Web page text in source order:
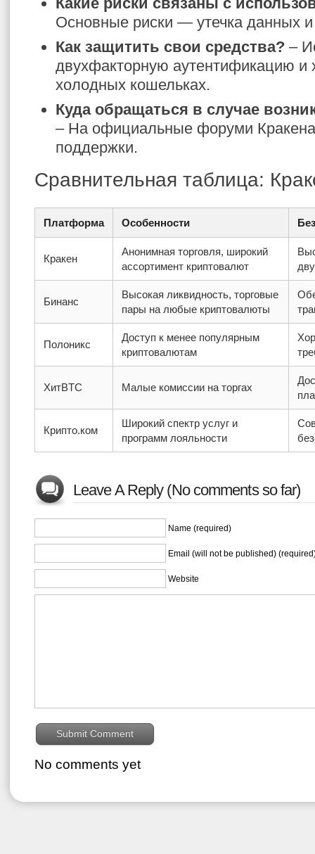
Основные риски — утечка данных
Как защитить свои средства? –
двухфакторную аутентификацию и
холодных кошельках.
Куда обращаться в случае
– На официальные форуми
поддержки.
Сравнительная таблица:
Платформа Особенности
Кракен
Анонимная торговля, широкий
ассортимент криптовалют
Бинанс
Высокая ликвидность, торговые
пары на любые криптовалюты
Полоникс
Доступ к менее популярным
криптовалютам
ХитBTC Малые комиссии на торгах
Крипто.ком
Широкий спектр услуг и
программ лояльности
Leave A Reply (No comments so far)
Name (required)
Email (will not be published)
Website
No comments yet